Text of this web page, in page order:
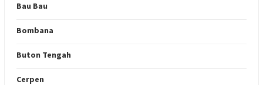
Bau Bau
Bombana
Buton Tengah
Cerpen